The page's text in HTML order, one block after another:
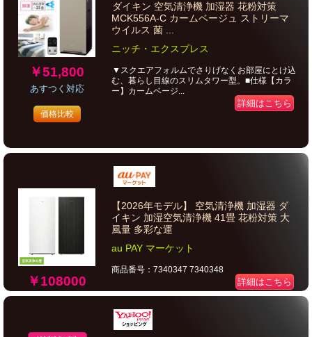
￥51,800
あすつく対応
価格比較
ダイキン 空気清浄機 加湿器 花粉対策
MCK556A-C カームベージュ ストリーマ
ウイルス 菌 ...
ニッチ・エクスプレス
▼スクエアフォルムでさりげなくお部屋にとけ込
む、暮らし目線のスリムタワー型。■仕様【カラ
ー】カームベージ...
詳細はこちら
￥108000
【2026年モデル】 空気清浄機 加湿器 ダ
イキン 加湿空気清浄機 41畳 花粉対策 大
風量 多彩な運
au PAY マーケット
商品番号：7340347 7340348
詳細はこちら